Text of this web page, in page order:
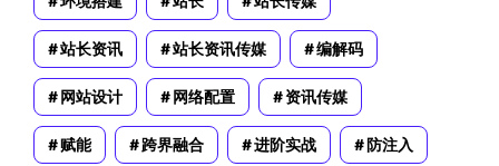
站长资讯 站长资讯传媒 编解码
网站设计 网络配置 资讯传媒
赋能 跨界融合 进阶实战 防注入